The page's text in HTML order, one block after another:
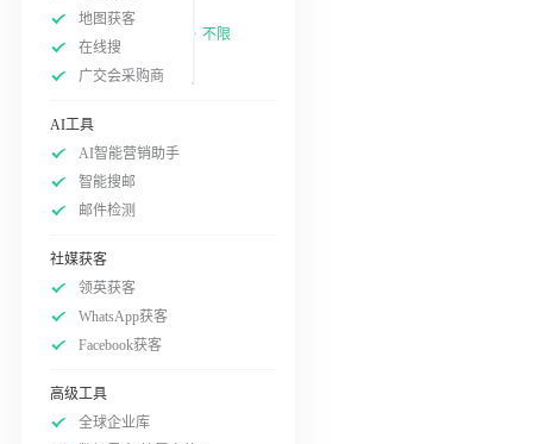
地图获客
在线搜
广交会采购商
不限
AI工具
AI智能营销助手
智能搜邮
邮件检测
社媒获客
领英获客
WhatsApp获客
Facebook获客
高级工具
全球企业库